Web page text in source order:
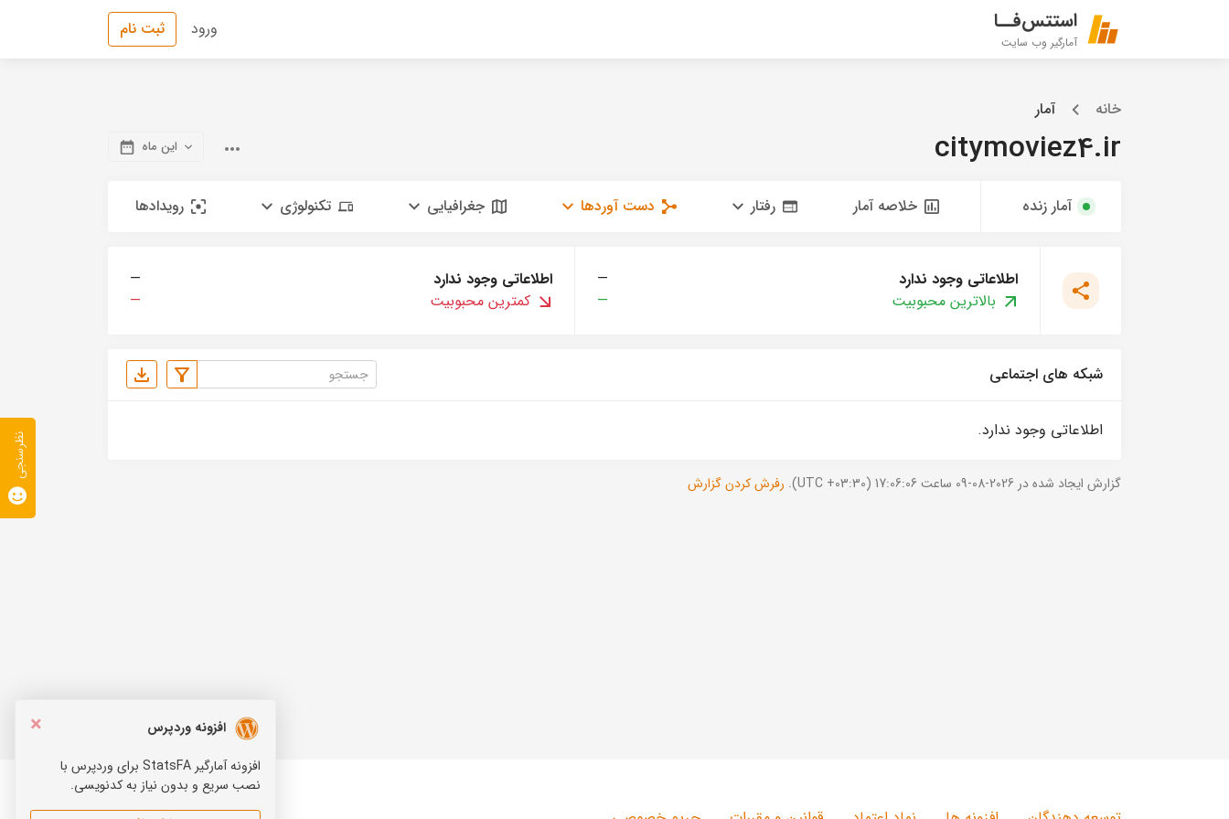
استتس‌فــا
آمارگیر وب سایت
ورود ثبت نام
خانه آمار
citymoviez4.ir این ماه
آمار زنده خلاصه آمار رفتار دست آوردها جغرافیایی تکنولوژی رویدادها
اطلاعاتی وجود ندارد
—
بالاترین محبوبیت
—
اطلاعاتی وجود ندارد
—
کمترین محبوبیت
—
شبکه های اجتماعی
اطلاعاتی وجود ندارد.
گزارش ایجاد شده در 2026-08-09 ساعت 17:06:06 (UTC +03:30). رفرش کردن گزارش
×
افزونه وردپرس
افزونه آمارگیر StatsFA برای وردپرس با
نصب سریع و بدون نیاز به کدنویسی.
نظرسنجی